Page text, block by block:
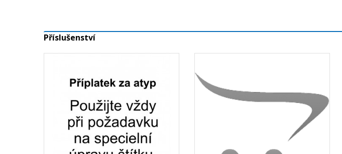
Příslušenství